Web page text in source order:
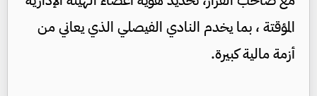
المؤقتة ، بما يخدم النادي الفيصلي الذي يعاني من
أزمة مالية كبيرة.